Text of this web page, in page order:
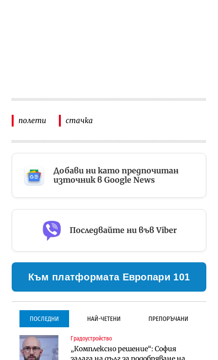
полети стачка
Добави ни като предпочитан
източник в Google News
Последвайте ни във Viber
Към платформата Европари 101
ПОСЛЕДНИ НАЙ-ЧЕТЕНИ ПРЕПОРЪЧАНИ
Градоустройство
„Комплексно решение“: София
Градоустройство
Столична община избра
Инфраструктура
Проектирането на тунела под